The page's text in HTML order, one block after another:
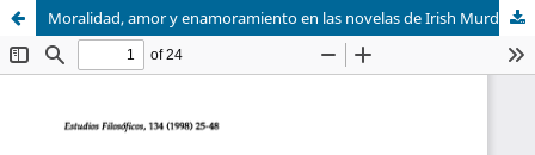
Moralidad, amor y enamoramiento en las novelas de Irish Murdoch